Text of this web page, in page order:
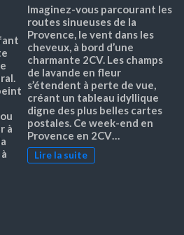
à
Imaginez-vous parcourant les
routes sinueuses de la
Provence, le vent dans les
cheveux, à bord d’une
charmante 2CV. Les champs
de lavande en fleur
s’étendent à perte de vue,
créant un tableau idyllique
digne des plus belles cartes
postales. Ce week-end en
Provence en 2CV…
Lire la suite